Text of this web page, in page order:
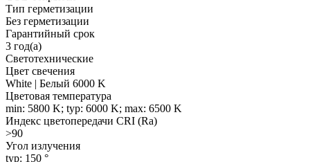
Тип герметизации
Без герметизации
Гарантийный срок
3 год(а)
Светотехнические
Цвет свечения
White | Белый 6000 K
Цветовая температура
min: 5800 K; typ: 6000 K; max: 6500 K
Индекс цветопередачи CRI (Ra)
>90
Угол излучения
typ: 150 °